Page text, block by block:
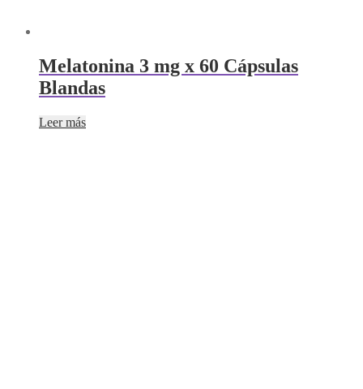
Melatonina 3 mg x 60 Cápsulas
Blandas
Leer más